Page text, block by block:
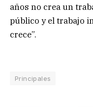
años no crea un
público y el trabajo
crece”.
Principales